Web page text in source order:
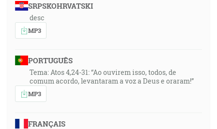
SRPSKOHRVATSKI
desc
MP3
PORTUGUÊS
Tema: Atos 4,24-31: “Ao ouvirem isso, todos, de
comum acordo, levantaram a voz a Deus e oraram!”
MP3
FRANÇAIS